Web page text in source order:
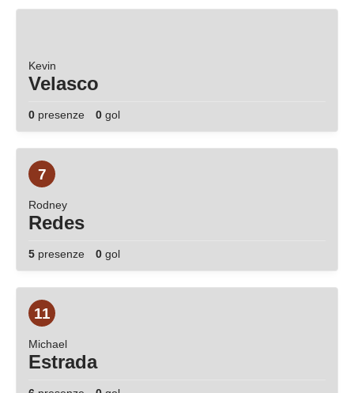
Kevin
Velasco
0 presenze 0 gol
7
Rodney
Redes
5 presenze 0 gol
11
Michael
Estrada